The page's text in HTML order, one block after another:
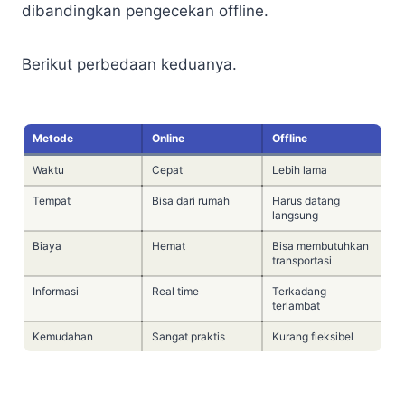
dibandingkan pengecekan offline.
Berikut perbedaan keduanya.
Metode Online Offline
Waktu Cepat Lebih lama
Tempat Bisa dari rumah
Harus datang
langsung
Biaya Hemat
Bisa membutuhkan
transportasi
Informasi Real time
Terkadang
terlambat
Kemudahan Sangat praktis Kurang fleksibel